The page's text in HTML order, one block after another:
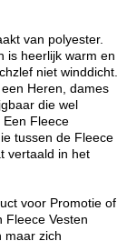
van polyester.
is heerlijk warm en
niet winddicht.
Heren, dames
die wel
Een Fleece
tussen de Fleece
vertaald in het
voor Promotie of
Fleece Vesten
maar zich